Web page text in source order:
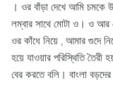
। ওর বাঁড়া দেখে আমি চমকে
লম্বার সাথে মোটা ও। ও আর
ওর কাঁধে নিয়ে , আমার গুদে
হয়ে যাওয়ার পরিস্থিতি
বের করতে বলি। বাংলা বড়দের